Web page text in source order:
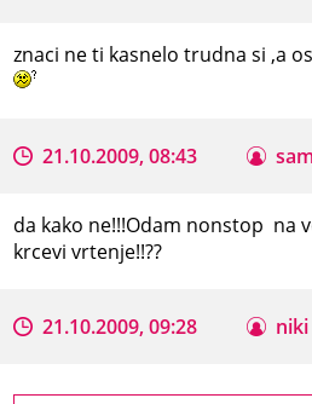
znaci ne ti kasnelo trudna si ,a
21.10.2009, 08:43
da kako ne!!!Odam nonstop na
krcevi vrtenje!!??
21.10.2009, 09:28 niki